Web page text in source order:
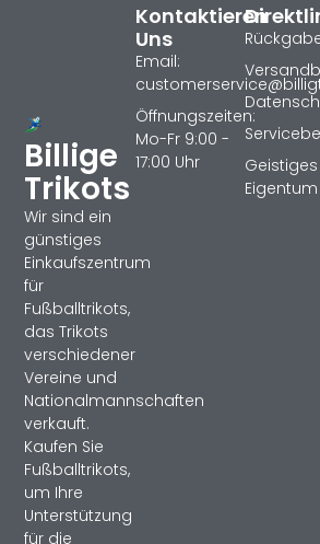
Billige
Trikots
Wir sind ein
günstiges
Einkaufszentrum
für
Fußballtrikots,
das Trikots
verschiedener
Vereine und
Nationalmannschaften
verkauft.
Kaufen Sie
Fußballtrikots,
um Ihre
Unterstützung
für die
Geistiges
Eigentum
Kontaktieren
Uns
Email:
Öffnungszeiten:
Mo-Fr 9:00 -
17:00 Uhr